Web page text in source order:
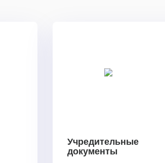
Учредительные
документы